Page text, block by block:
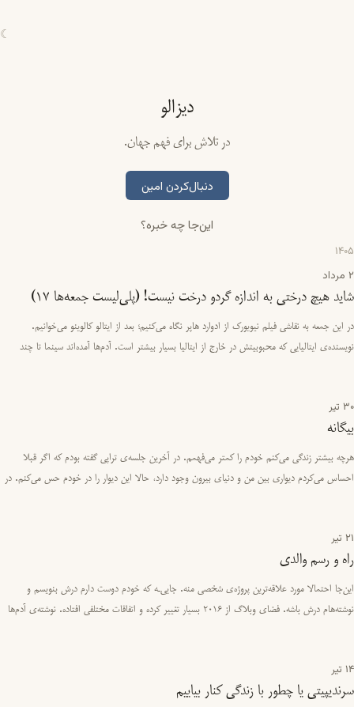
☾
دیزالو
در تلاش برای فهم جهان.
دنبال‌کردن امین
این‌جا چه خبره؟
1405
2 مرداد
شاید هیچ درختی به اندازه گردو درخت نیست! (پلی‌لیست جمعه‌ها ۱۷)
در این جمعه به نقاشی فیلم نیویورک از ادوارد هاپر نگاه می‌کنیم؛ بعد از ایتالو کالوینو می‌خوانیم.
نویسنده‌ی ایتالیایی که محبوبیتش در خارج از ایتالیا بسیار بیشتر است. آدم‌ها آمده‌اند سینما تا چند
30 تیر
بیگانه
هرچه بیشتر زندگی می‌کنم خودم را کمتر می‌فهمم. در آخرین جلسه‌ی تراپی گفته بودم که اگر قبلا
احساس می‌کردم دیواری بین من و دنیای بیرون وجود دارد، حالا این دیوار را در خودم حس می‌کنم. در
21 تیر
راه‌ و رسم والدی
این‌جا احتمالا مورد علاقه‌ترین پروژه‌ی شخصی منه. جایی‌ـه که خودم دوست دارم درش بنویسم و
نوشته‌هام درش باشه. فضای وبلاگ از ۲۰۱۶ بسیار تغییر کرده و اتفاقات مختلفی افتاده. نوشته‌ی آدم‌ها
14 تیر
سرندیپیتی یا چطور با زندگی کنار بیاییم